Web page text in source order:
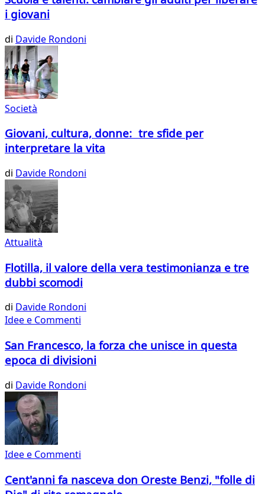
i giovani
di Davide Rondoni
Società
Giovani, cultura, donne: tre sfide per
interpretare la vita
di Davide Rondoni
Attualità
Flotilla, il valore della vera testimonianza e tre
dubbi scomodi
di Davide Rondoni
Idee e Commenti
San Francesco, la forza che unisce in questa
epoca di divisioni
di Davide Rondoni
Idee e Commenti
Cent'anni fa nasceva don Oreste Benzi, "folle di